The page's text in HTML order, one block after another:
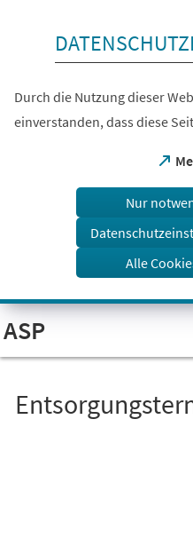
Visuelle
Assistenzsoftware
öffnen.
Durch die Nutzung dieser
einverstanden, dass diese
einem
Tab)
Nur
Alle
ASP